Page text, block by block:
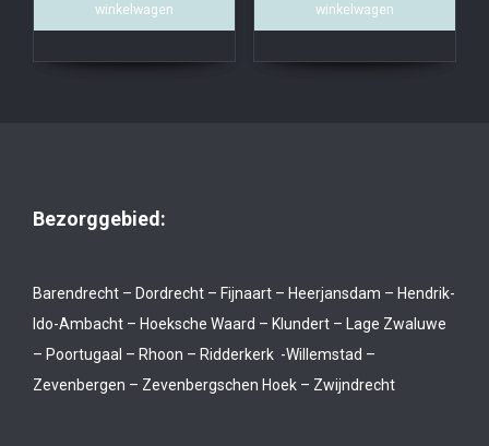
winkelwagen
winkelwagen
Bezorggebied:
Barendrecht – Dordrecht – Fijnaart – Heerjansdam – Hendrik-
Ido-Ambacht – Hoeksche Waard – Klundert – Lage Zwaluwe
– Poortugaal – Rhoon – Ridderkerk -Willemstad –
Zevenbergen – Zevenbergschen Hoek – Zwijndrecht